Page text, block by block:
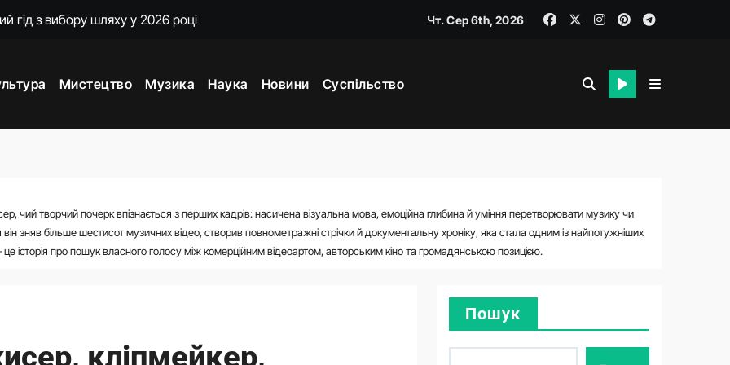
гід з вибору шляху у 2026 році
до генерала
повний розбір механізму, зарплатних порогів і оформлення
світу та його секрет довголіття
Чт. Сер 6th, 2026
Мистецтво Музика Наука Новини Суспільство
чий творчий почерк впізнається з перших кадрів: насичена візуальна мова, емоційна глибина й уміння перетворювати музику чи
зняв більше шестисот музичних відео, створив повнометражні стрічки й документальну хроніку, яка стала одним із найпотужніших
історія про пошук власного голосу між комерційним відеоартом, авторським кіно та громадянською позицією.
кліпмейкер,
Пошук